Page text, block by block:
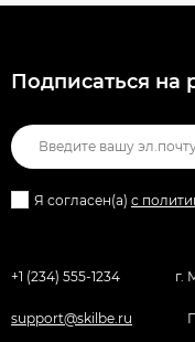
Подписаться на
Я согласен(a) с
+1 (234) 555-1234 г.
support@skilbe.ru